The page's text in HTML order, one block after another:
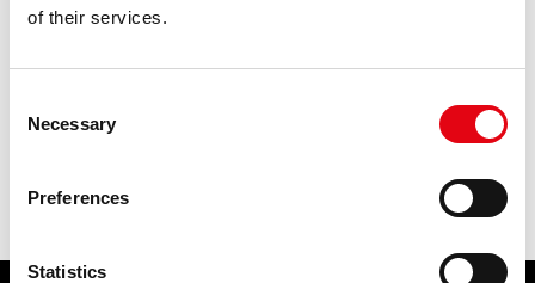
of their services.
Selection
Necessary
Preferences
Statistics